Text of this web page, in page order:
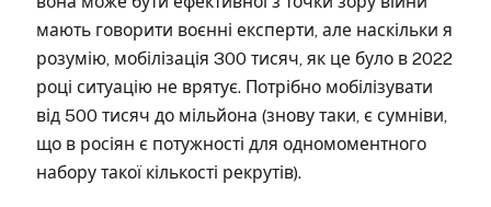
мають говорити воєнні експерти, але наскільки я
розумію, мобілізація 300 тисяч, як це було в 2022
році ситуацію не врятує. Потрібно мобілізувати
від 500 тисяч до мільйона (знову таки, є сумніви,
що в росіян є потужності для одномоментного
набору такої кількості рекрутів).